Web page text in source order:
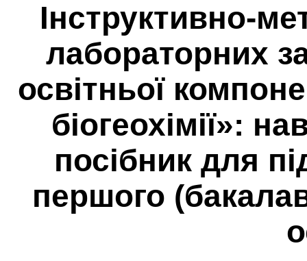
Інструктивно-
лабораторних
освітньої
біогеохімії»:
посібник для
першого